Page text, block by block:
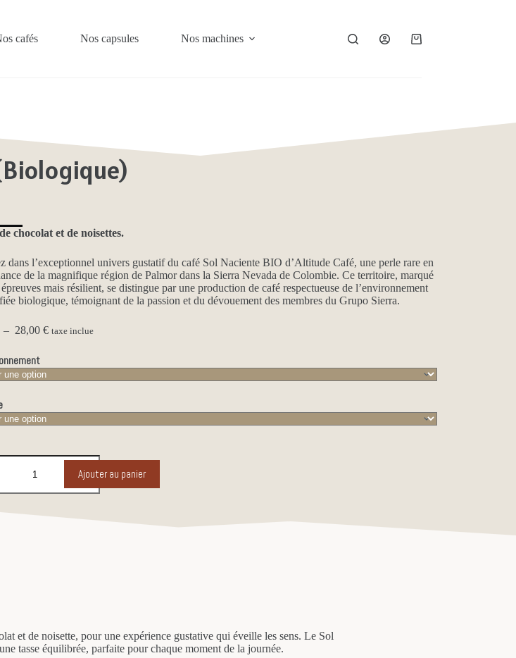
cafés Nos capsules Nos machines À propos Contact
chocolat et de noisettes.
dans l’exceptionnel univers gustatif du café Sol Naciente BIO d’Altitude Café, une perle rare en
de la magnifique région de Palmor dans la Sierra Nevada de Colombie. Ce territoire, marqué
mais résilient, se distingue par une production de café respectueuse de l’environnement
biologique, témoignant de la passion et du dévouement des membres du Grupo Sierra.
– 28,00 € taxe inclue
Ajouter au panier
et de noisette, pour une expérience gustative qui éveille les sens. Le Sol
tasse équilibrée, parfaite pour chaque moment de la journée.